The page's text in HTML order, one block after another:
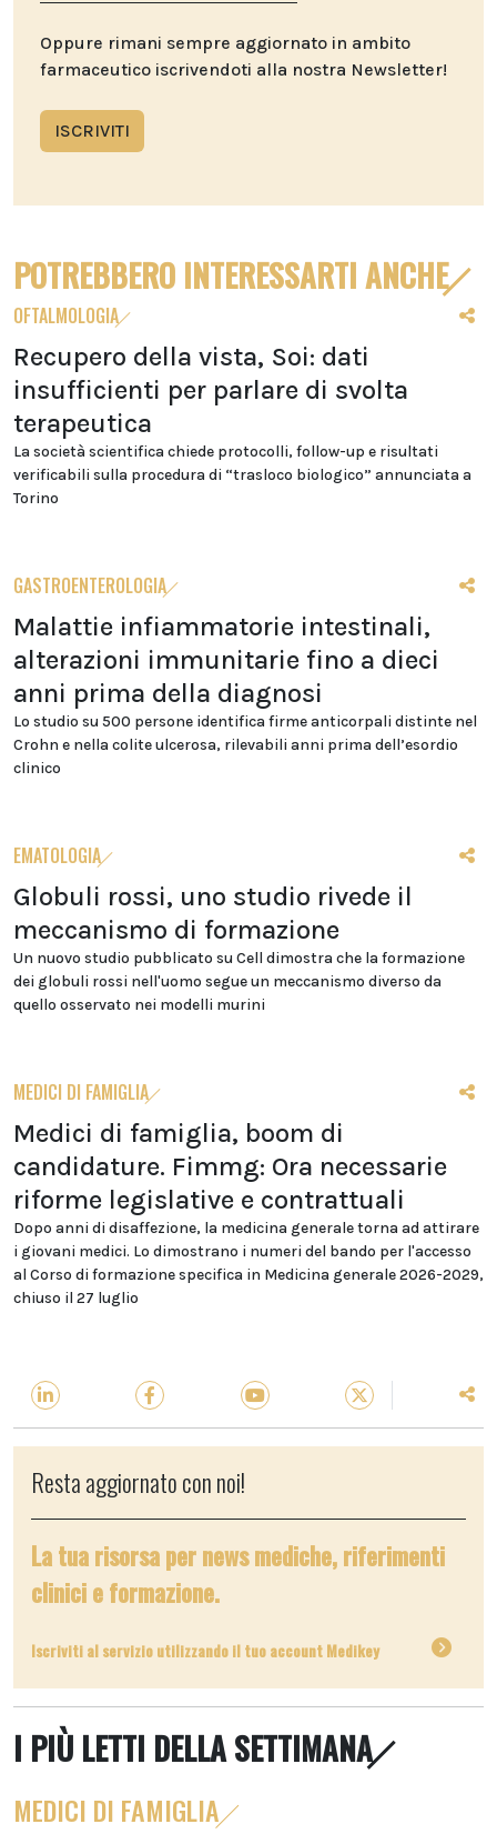
Oppure rimani sempre aggiornato in ambito
farmaceutico iscrivendoti alla nostra Newsletter!
ISCRIVITI
POTREBBERO INTERESSARTI ANCHE
OFTALMOLOGIA
Recupero della vista, Soi: dati
insufficienti per parlare di svolta
terapeutica
La società scientifica chiede protocolli, follow-up e risultati
verificabili sulla procedura di “trasloco biologico” annunciata a
Torino
GASTROENTEROLOGIA
Malattie infiammatorie intestinali,
alterazioni immunitarie fino a dieci
anni prima della diagnosi
Lo studio su 500 persone identifica firme anticorpali distinte nel
Crohn e nella colite ulcerosa, rilevabili anni prima dell’esordio
clinico
EMATOLOGIA
Globuli rossi, uno studio rivede il
meccanismo di formazione
Un nuovo studio pubblicato su Cell dimostra che la formazione
dei globuli rossi nell'uomo segue un meccanismo diverso da
quello osservato nei modelli murini
MEDICI DI FAMIGLIA
Medici di famiglia, boom di
candidature. Fimmg: Ora necessarie
riforme legislative e contrattuali
Dopo anni di disaffezione, la medicina generale torna ad attirare
i giovani medici. Lo dimostrano i numeri del bando per l'accesso
al Corso di formazione specifica in Medicina generale 2026-2029,
chiuso il 27 luglio
Resta aggiornato con noi!
La tua risorsa per news mediche, riferimenti
clinici e formazione.
Iscriviti al servizio utilizzando il tuo account Medikey
I PIÙ LETTI DELLA SETTIMANA
MEDICI DI FAMIGLIA